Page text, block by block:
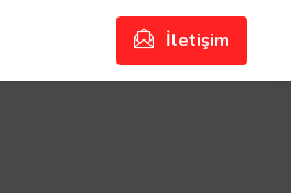
İletişim